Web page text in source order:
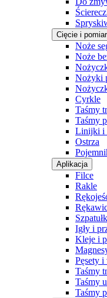
Cięcie i pomiar
Noże
Noże
Nożyki
Cyrkle
Taśmy
Taśmy
Linijki i
Ostrza
Aplikacja
Filce
Rakle
Igły i
Kleje i
Pęsety i
Taśmy
Taśmy
Taśmy